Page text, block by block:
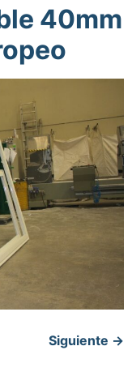
40mm
Siguiente →